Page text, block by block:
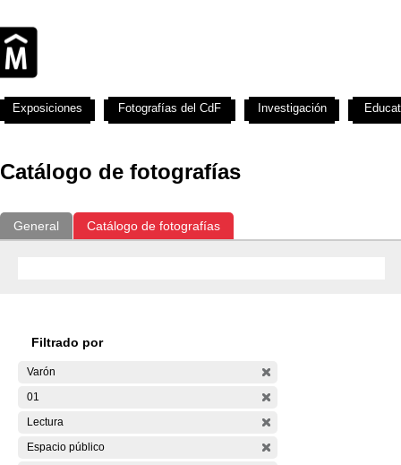
Catálogo de fotografías
General Catálogo de fotografías
Filtrado por
Varón
01
Lectura
Espacio público
Exposiciones Fotografías del CdF Investigación